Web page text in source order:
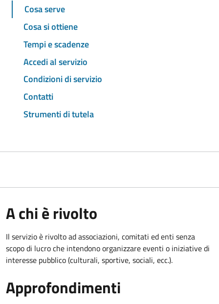
Cosa serve
Cosa si ottiene
Tempi e scadenze
Accedi al servizio
Condizioni di servizio
Contatti
Strumenti di tutela
A chi è rivolto
Il servizio è rivolto ad associazioni, comitati ed enti senza
scopo di lucro che intendono organizzare eventi o iniziative di
interesse pubblico (culturali, sportive, sociali, ecc.).
Approfondimenti